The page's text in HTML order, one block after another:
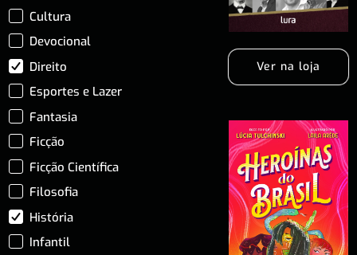
Cultura
Devocional
Direito
Esportes e Lazer
Fantasia
Ficção
Ficção Científica
Filosofia
História
Infantil
Ver na loja